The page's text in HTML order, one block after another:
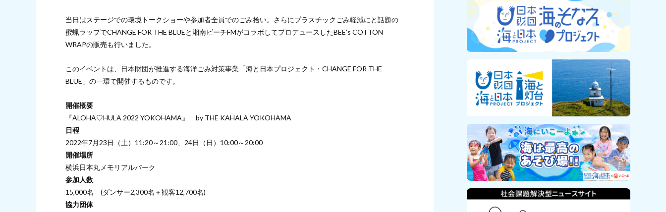
当日はステージでの環境トークショーや参加者全員でのごみ拾い。さらにプラスチックごみ軽減にと話題の
蜜蝋ラップでCHANGE FOR THE BLUEと湘南ビーチFMがコラボしてプロデュースしたBEE’s COTTON
WRAPの販売も行いました。
このイベントは、日本財団が推進する海洋ごみ対策事業「海と日本プロジェクト・CHANGE FOR THE
BLUE」の一環で開催するものです。
開催概要
『ALOHA♡HULA 2022 YOKOHAMA』 by THE KAHALA YOKOHAMA
日程
2022年7月23日（土）11:20～21:00、24日（日）10:00～20:00
開催場所
横浜日本丸メモリアルパーク
参加人数
15,000名 (ダンサー2,300名＋観客12,700名)
協力団体